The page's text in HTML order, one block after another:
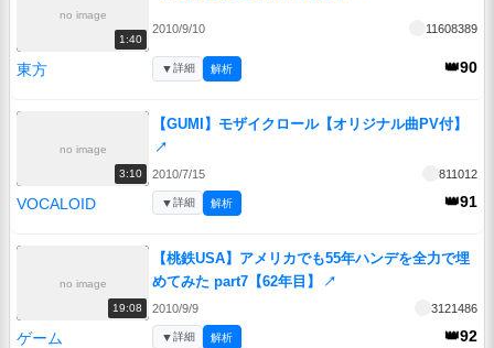
no image
1:40
2010/9/10 11608389
東方 👑90
▼詳細 解析
no image
3:10
【GUMI】モザイクロール【オリジナル曲PV付】
↗
2010/7/15 811012
VOCALOID 👑91
▼詳細 解析
no image
19:08
【桃鉄USA】アメリカでも55年ハンデを全力で埋
めてみた part7【62年目】
↗
2010/9/9 3121486
ゲーム 👑92
▼詳細 解析